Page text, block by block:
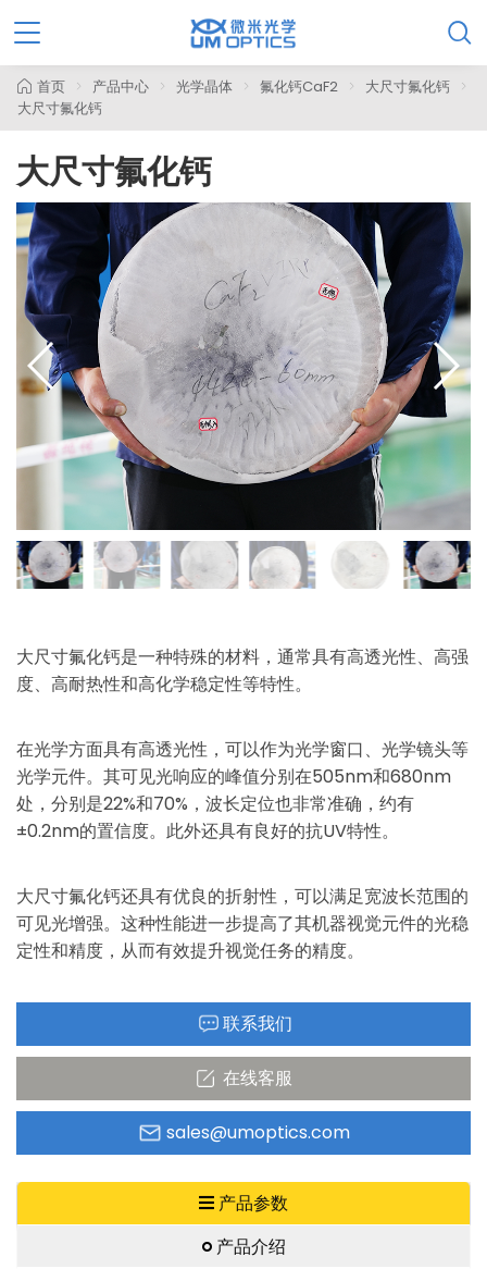

首页 产品中心 光学晶体 氟化钙CaF2
大尺寸氟化钙
大尺寸氟化钙
大尺寸氟化钙
大尺寸氟化钙是一种特殊的材料，通常具有高透光性、高强
度、高耐热性和高化学稳定性等特性。
在光学方面具有高透光性，可以作为光学窗口、光学镜头等
光学元件。其可见光响应的峰值分别在505nm和680nm
处，分别是22%和70%，波长定位也非常准确，约有
±0.2nm的置信度。此外还具有良好的抗UV特性。
大尺寸氟化钙还具有优良的折射性，可以满足宽波长范围的
可见光增强。这种性能进一步提高了其机器视觉元件的光稳
定性和精度，从而有效提升视觉任务的精度。
联系我们
在线客服
sales@umoptics.com
产品参数
产品介绍